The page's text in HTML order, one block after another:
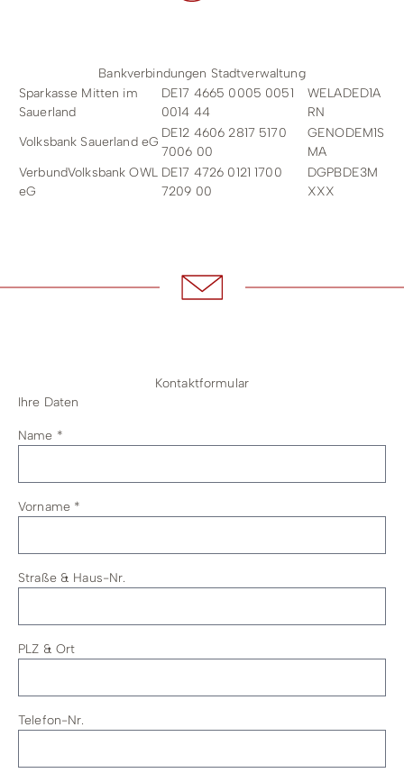
Bankverbindungen Stadtverwaltung
Sparkasse Mitten im
Sauerland
DE17 4665 0005 0051
0014 44
WELADED1A
RN
Volksbank Sauerland eG
DE12 4606 2817 5170
7006 00
GENODEM1S
MA
VerbundVolksbank OWL
eG
DE17 4726 0121 1700
7209 00
DGPBDE3M
XXX
Kontaktformular
Ihre Daten
Name *
Vorname *
Straße & Haus-Nr.
PLZ & Ort
Telefon-Nr.